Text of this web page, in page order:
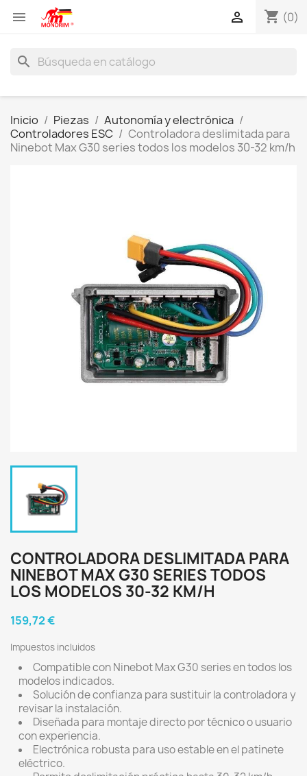
 shopping_cart (0)

search
Inicio Piezas
Autonomía y electrónica
Controladores ESC
Controladora deslimitada para
Ninebot Max G30 series todos los modelos 30-32 km/h
CONTROLADORA DESLIMITADA PARA
NINEBOT MAX G30 SERIES TODOS
LOS MODELOS 30-32 KM/H
159,72 €
Impuestos incluidos
Compatible con Ninebot Max G30 series en todos los
modelos indicados.
Solución de confianza para sustituir la controladora y
revisar la instalación.
Diseñada para montaje directo por técnico o usuario
con experiencia.
Electrónica robusta para uso estable en el patinete
eléctrico.